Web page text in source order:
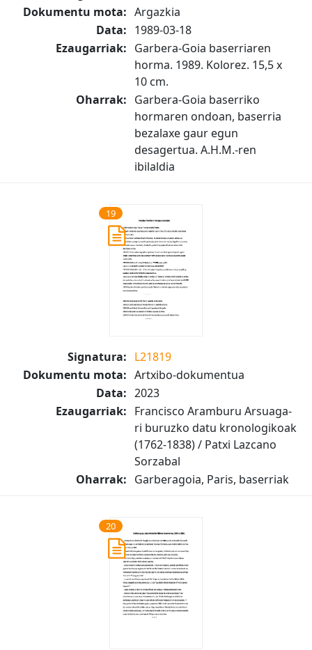
Dokumentu mota: Argazkia
Data: 1989-03-18
Ezaugarriak: Garbera-Goia baserriaren
horma. 1989. Kolorez. 15,5 x
10 cm.
Oharrak: Garbera-Goia baserriko
hormaren ondoan, baserria
bezalaxe gaur egun
desagertua. A.H.M.-ren
ibilaldia
19
Signatura: L21819
Dokumentu mota: Artxibo-dokumentua
Data: 2023
Ezaugarriak: Francisco Aramburu Arsuaga-
ri buruzko datu kronologikoak
(1762-1838) / Patxi Lazcano
Sorzabal
Oharrak: Garberagoia, Paris, baserriak
20